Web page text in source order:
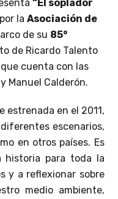
“El soplador
laAsociación de
de su 85°
de Ricardo Talento
cuenta con las
Manuel Calderón.
estrenada en el 2011,
escenarios,
en otros países. Es
historia para toda la
y a reflexionar sobre
medio ambiente,